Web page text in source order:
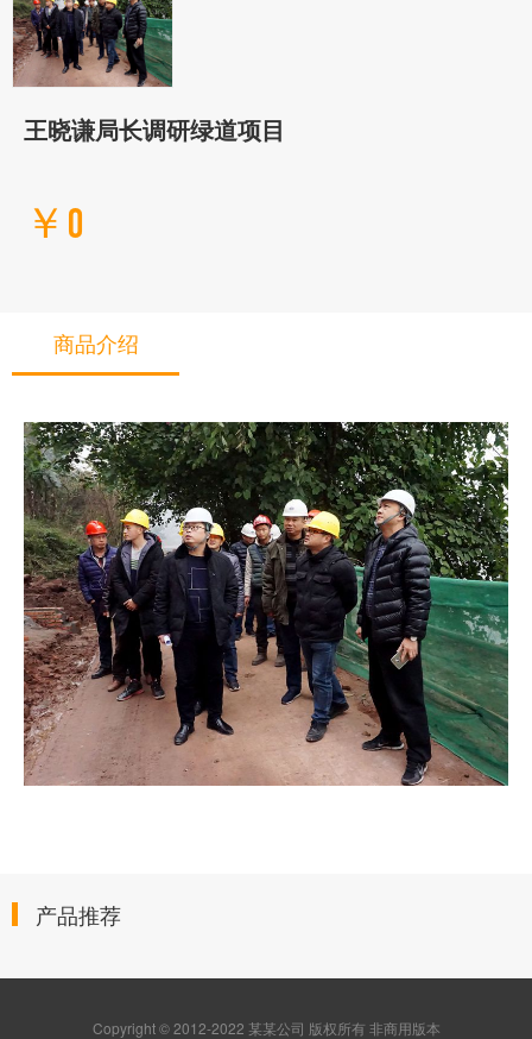
王晓谦局长调研绿道项目
￥0
商品介绍
产品推荐
Copyright © 2012-2022 某某公司 版权所有 非商用版本